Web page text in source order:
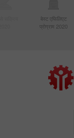
बेस्ट एफिलिएट
प्रोग्राम 2020